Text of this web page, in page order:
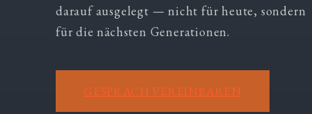
darauf ausgelegt — nicht für heute, sondern
für die nächsten Generationen.
GESPRÄCH VEREINBAREN